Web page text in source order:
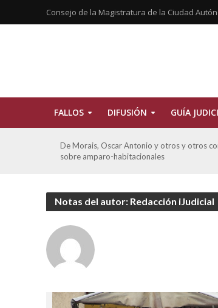
Consejo de la Magistratura de la Ciudad
FALLOS DIFUSIÓN GUÍA
De Morais, Oscar Antonio y otros y otros
sobre amparo-habitacionales
Notas del autor: Redacción iJudicial